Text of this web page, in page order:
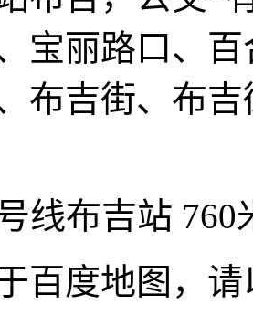
宝丽路口、百
布吉街、布
线布吉站 760
百度地图，